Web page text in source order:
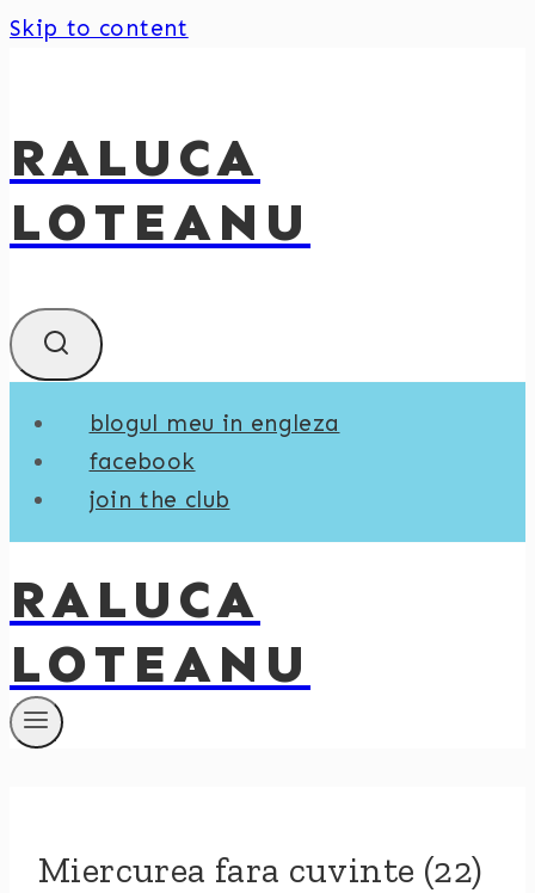
Skip to content
RALUCA
LOTEANU
blogul meu in engleza
facebook
join the club
RALUCA
LOTEANU
Miercurea fara cuvinte (22)